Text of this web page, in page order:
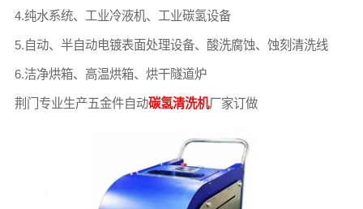
4.纯水系统、工业冷液机、工业碳氢设备
5.自动、半自动电镀表面处理设备、酸洗腐蚀、蚀刻清洗线
6.洁净烘箱、高温烘箱、烘干隧道炉
荆门专业生产五金件自动碳氢清洗机厂家订做